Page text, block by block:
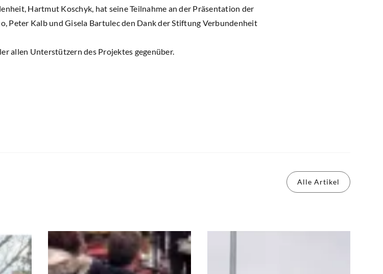
Hartmut Koschyk, hat seine Teilnahme an der Präsentation der
Peter Kalb und Gisela Bartulec den Dank der Stiftung Verbundenheit
allen Unterstützern des Projektes gegenüber.
Alle Artikel